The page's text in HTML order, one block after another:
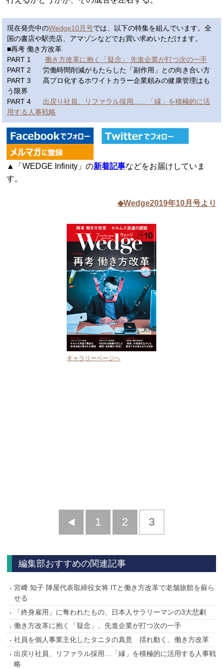
現在発売中のWedge10月号では、以下の特集を組んでいます。全
国の書店や駅売店、アマゾンなどでお買い求めいただけます。
■再考 働き方改革
PART 1働き方改革に抱く「疑念」 先進企業が打つ次の一手
PART 2 労働時間削減がもたらした「副作用」との向き合い方
PART 3 高プロ化するホワイトカラー企業頼みの健康管理はも
う限界
PART 4 出戻り社員、リファラル採用……「縁」を積極的に活
用する人事戦略
▲「WEDGE Infinity」の新着記事などをお届けしていま
す。
◆Wedge2019年10月号より
ギャラリーページへ
前
1 2 3
編集部おすすめの関連記事
宮﨑 知子 陣屋代表取締役女将 ITと働き方改革で老舗旅館を蘇ら
せる
「終身雇用」に奪われたもの、日本人サラリーマンの3大悲劇
働き方改革に抱く「疑念」、先進企業が打つ次の一手
社員を個人事業主化したタニタの真意 揺れ動く、働き方改革
出戻り社員、リファラル採用…「縁」を積極的に活用する人事戦
略